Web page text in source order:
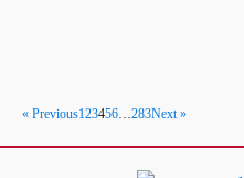
« Previous123456…283Next »